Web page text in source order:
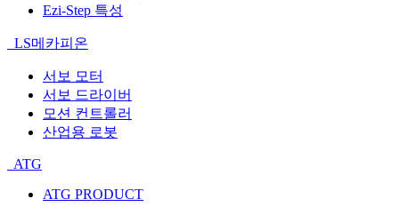
Ezi-Step 특성
LS메카피온
서보 모터
서보 드라이버
모션 컨트롤러
산업용 로봇
ATG
ATG PRODUCT